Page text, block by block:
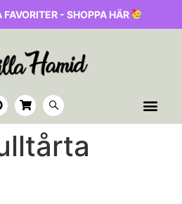
- SHOPPA HÄR